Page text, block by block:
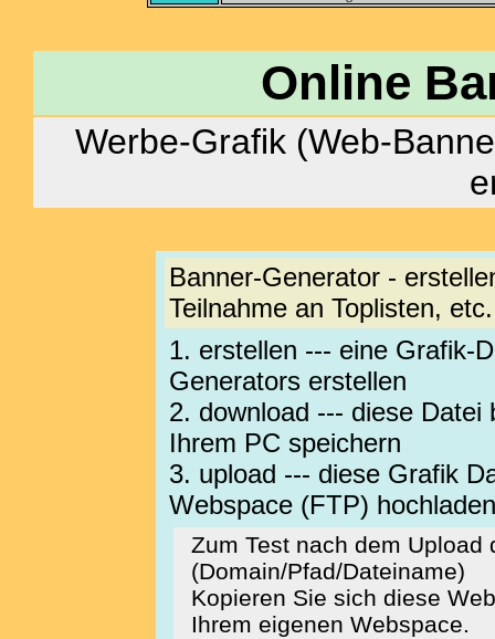
Online
Werbe-Grafik (Web-
Banner-Generator -
Teilnahme an Toplisten, etc.
1. erstellen --- eine Grafik-
Generators erstellen
2. download --- diese
Ihrem PC speichern
3. upload --- diese Grafik
Webspace (FTP) hochladen
Zum Test nach dem
(Domain/Pfad/Dateiname)
Kopieren Sie sich diese
Ihrem eigenen Webspace.